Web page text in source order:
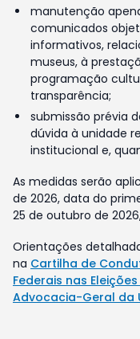
manutenção
comunicados
informativos,
museus, à
programação
transparência;
submissão prévia
dúvida à unidade
institucional e,
As medidas serão
de 2026, data do
25 de outubro de
Orientações
na Cartilha de
Federais nas
Advocacia-Geral da